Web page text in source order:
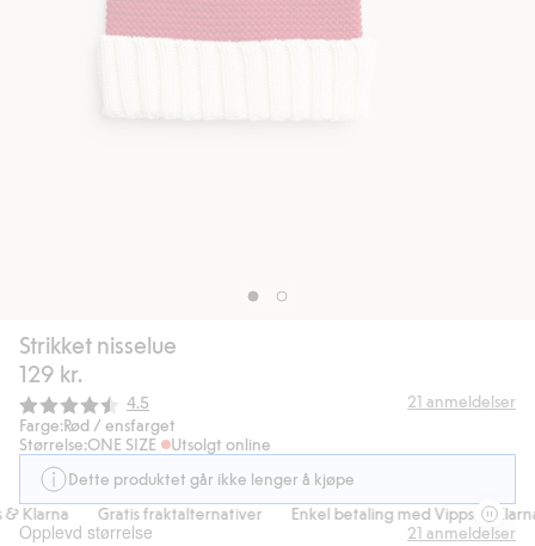
Strikket nisselue
129 kr.
Gjennomsnittskarakter:
4.5 21 anmeldelser
Farge:Rød / ensfarget
Størrelse:ONE SIZE
Utsolgt online
Dette produktet går ikke lenger å kjøpe
Klarna
Gratis fraktalternativer Enkel betaling med Vipps & Klarna
Opplevd størrelse 21 anmeldelser